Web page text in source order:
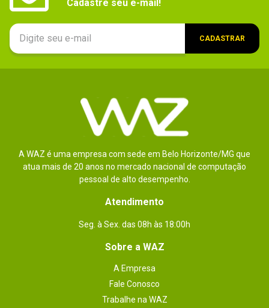
Conteúdo da
embalagem
Cadastre seu e-mail!
CADASTRAR
A WAZ é uma empresa com sede em Belo Horizonte/MG que
atua mais de 20 anos no mercado nacional de computação
pessoal de alto desempenho.
Atendimento
Seg. à Sex. das 08h às 18:00h
Sobre a WAZ
A Empresa
Fale Conosco
Trabalhe na WAZ